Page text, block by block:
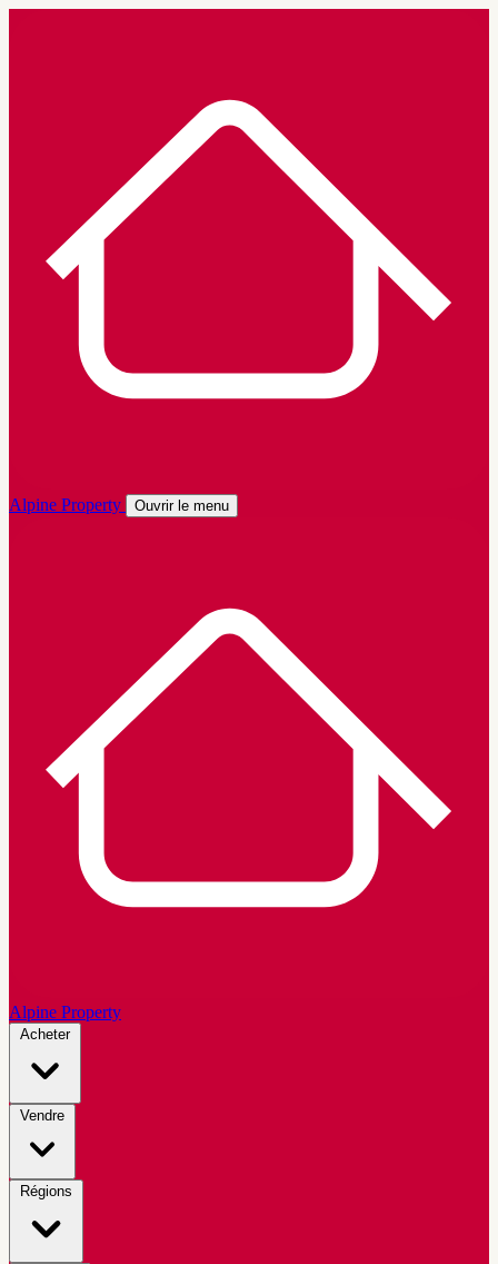
Alpine Property Ouvrir le menu
Alpine Property
Acheter
Vendre
Régions